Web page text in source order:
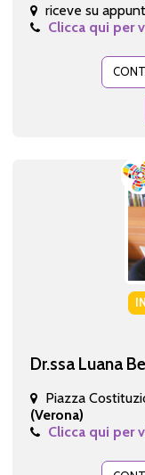
riceve su
Clicca qui per
Dr.ssa Luana
Piazza
(Verona)
Clicca qui per